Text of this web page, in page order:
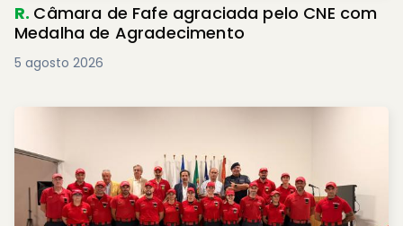
R. Câmara de Fafe agraciada pelo CNE com
Medalha de Agradecimento
5 agosto 2026